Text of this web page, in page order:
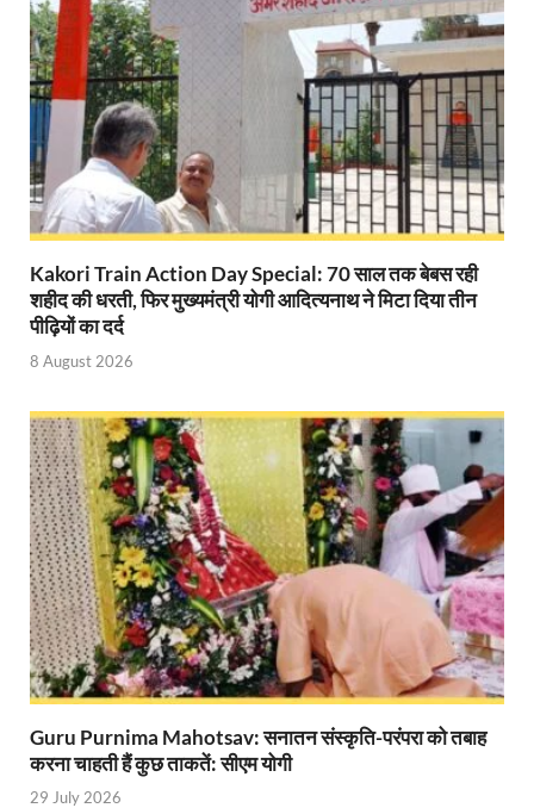
Pateshvari Mata Darshan: मुख्यमंत्री ने किए मां
She Leads Bharat: अंतर्राष्ट्रीय महिला दिवस 2026 के
Sabka Sath Sabka Vikas: प्रधानमंत्री नरेन्द्र मोदी 9
Holi Mahotsava: CM धामी ने कलश संगीत द्वारा
Chhattisgarh Budget 2026-27: बस्तर के विकास का
Gomati River: गोमती को स्वच्छ बनाने के लिए आज जुटेंगे
आईएसबीटी-मसूरी डायवर्जन कॉरिडोर का स्थलीय निरीक्षण
India AI Impact Summit 2026: एमआईबी का पवेलियन
सीएम धामी हरिद्वार में एक्शन मोड में – चौपाल में सुनी
UP Budget 2026- 27: योगी सरकार का सेफ्टी,
Bullet Train Project: मुंबई-अहमदाबाद बुलेट ट्रेन
Vande Bharat Express Train: वंदे भारत जैसी सेमी-हाई
UP Budget 2026: आवास एवं शहरी नियोजन के लिए
Guskhor Pandit: घूसखोर पंडत’ फिल्म के निर्देशक व
Kakori Train Action Day Special: 70 साल तक बेबस रही
शहीद की धरती, फिर मुख्यमंत्री योगी आदित्यनाथ ने मिटा दिया तीन
पीढ़ियों का दर्द
8 August 2026
Guru Purnima Mahotsav: सनातन संस्कृति-परंपरा को तबाह
करना चाहती हैं कुछ ताकतें: सीएम योगी
29 July 2026